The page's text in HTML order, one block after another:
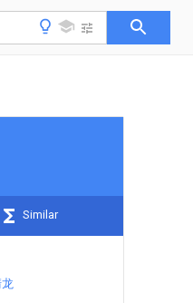
Similar